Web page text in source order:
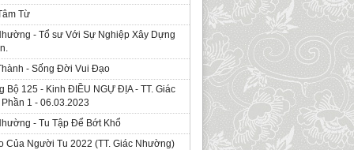
Từ
- Tổ sư Với Sự Nghiệp Xây Dựng
- Sống Đời Vui Đạo
Bộ 125 - Kinh ÐIỀU NGỰ ĐỊA - TT. Giác
1 - 06.03.2023
- Tu Tập Để Bớt Khổ
Của Người Tu 2022 (TT. Giác Nhường)